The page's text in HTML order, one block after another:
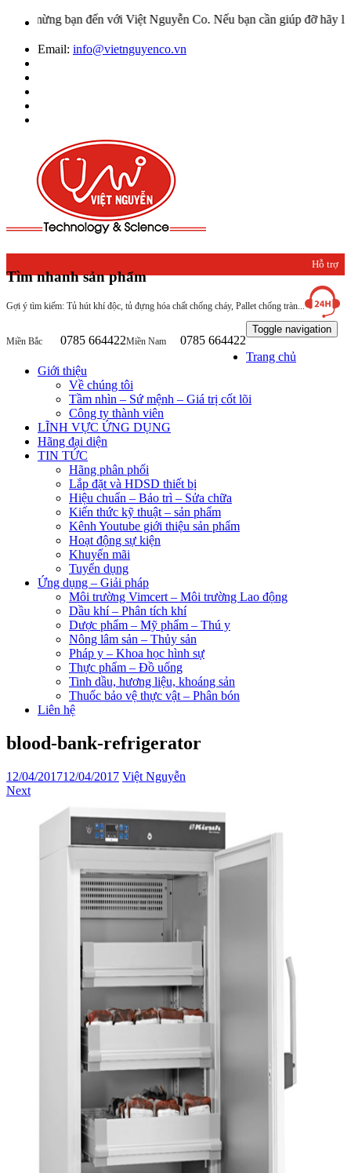
mừng bạn đến với Việt Nguyễn Co. Nếu bạn cần giúp đỡ hãy liên
Email: info@vietnguyenco.vn
Tìm nhanh sản phẩm
Gợi ý tìm kiếm: Tủ hút khí độc, tủ đựng hóa chất chống cháy, Pallet chống tràn...
Hỗ trợ
khách
hàng
Miền Bắc 0785 664422Miền Nam 0785 664422
Toggle navigation
Trang chủ
Giới thiệu
Về chúng tôi
Tầm nhìn – Sứ mệnh – Giá trị cốt lõi
Công ty thành viên
LĨNH VỰC ỨNG DỤNG
Hãng đại diện
TIN TỨC
Hãng phân phối
Lắp đặt và HDSD thiết bị
Hiệu chuẩn – Bảo trì – Sửa chữa
Kiến thức kỹ thuật – sản phẩm
Kênh Youtube giới thiệu sản phẩm
Hoạt động sự kiện
Khuyến mãi
Tuyển dụng
Ứng dụng – Giải pháp
Môi trường Vimcert – Môi trường Lao động
Dầu khí – Phân tích khí
Dược phẩm – Mỹ phẩm – Thú y
Nông lâm sản – Thủy sản
Pháp y – Khoa học hình sự
Thực phẩm – Đồ uống
Tinh dầu, hương liệu, khoáng sản
Thuốc bảo vệ thực vật – Phân bón
Liên hệ
blood-bank-refrigerator
12/04/201712/04/2017 Việt Nguyễn
Next